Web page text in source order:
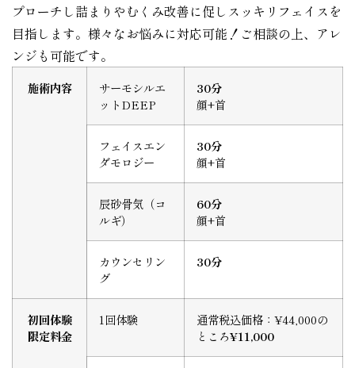
プローチし詰まりやむくみ改善に促しスッキリフェイスを
目指します。様々なお悩みに対応可能！ご相談の上、アレ
ンジも可能です。
施術内容
サーモシルエ
ットDEEP
30分
顔+首
フェイスエン
ダモロジー
30分
顔+首
辰砂骨気（コ
ルギ）
60分
顔+首
カウンセリン
グ
30分
初回体験
限定料金
1回体験
通常税込価格：¥44,000の
ところ¥11,000